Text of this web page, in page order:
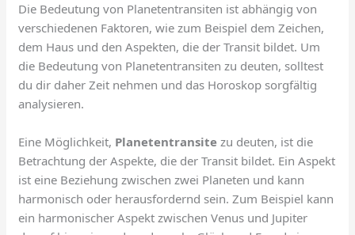
Die Bedeutung von Planetentransiten ist abhängig von
verschiedenen Faktoren, wie zum Beispiel dem Zeichen,
dem Haus und den Aspekten, die der Transit bildet. Um
die Bedeutung von Planetentransiten zu deuten, solltest
du dir daher Zeit nehmen und das Horoskop sorgfältig
analysieren.
Eine Möglichkeit, Planetentransite zu deuten, ist die
Betrachtung der Aspekte, die der Transit bildet. Ein Aspekt
ist eine Beziehung zwischen zwei Planeten und kann
harmonisch oder herausfordernd sein. Zum Beispiel kann
ein harmonischer Aspekt zwischen Venus und Jupiter